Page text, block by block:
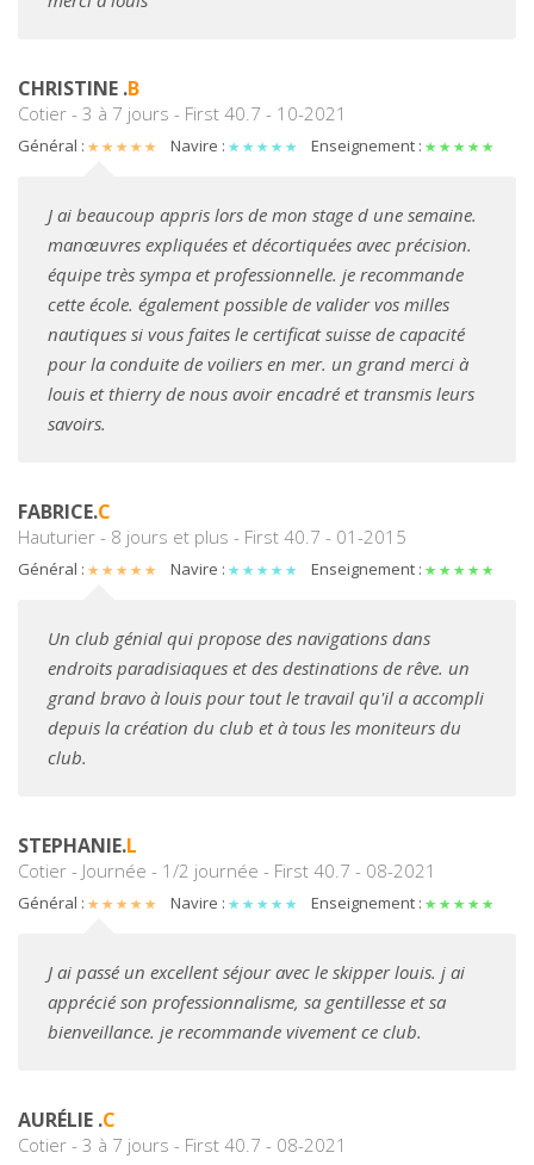
CHRISTINE .B
Cotier - 3 à 7 jours - First 40.7 - 10-2021
Général : Navire : Enseignement :
J ai beaucoup appris lors de mon stage d une semaine.
manœuvres expliquées et décortiquées avec précision.
équipe très sympa et professionnelle. je recommande
cette école. également possible de valider vos milles
nautiques si vous faites le certificat suisse de capacité
pour la conduite de voiliers en mer. un grand merci à
louis et thierry de nous avoir encadré et transmis leurs
savoirs.
FABRICE.C
Hauturier - 8 jours et plus - First 40.7 - 01-2015
Général : Navire : Enseignement :
Un club génial qui propose des navigations dans
endroits paradisiaques et des destinations de rêve. un
grand bravo à louis pour tout le travail qu'il a accompli
depuis la création du club et à tous les moniteurs du
club.
STEPHANIE.L
Cotier - Journée - 1/2 journée - First 40.7 - 08-2021
Général : Navire : Enseignement :
J ai passé un excellent séjour avec le skipper louis. j ai
apprécié son professionnalisme, sa gentillesse et sa
bienveillance. je recommande vivement ce club.
AURÉLIE .C
Cotier - 3 à 7 jours - First 40.7 - 08-2021